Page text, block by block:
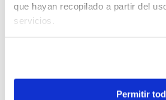
que hayan recopilado a partir del
servicios.
Permitir
Caja de banda Baldassare
correa
de marcha, bandas de
agregado a tu set de batería